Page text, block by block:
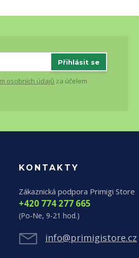
Přihlásit se
osobních údajů za účelem
KONTAKTY
Zákaznická podpora Primigi Store
+420 774 277 665
(Po-Ne, 9-21 hod.)
info@primigistore.cz